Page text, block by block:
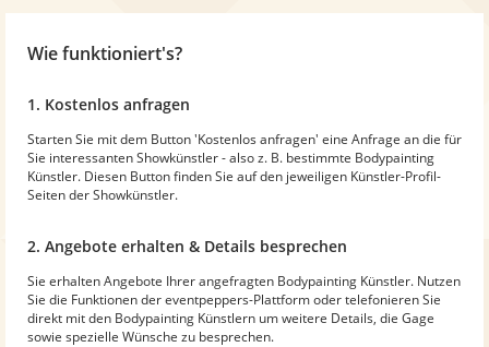
Wie funktioniert's?
1. Kostenlos anfragen
Starten Sie mit dem Button 'Kostenlos anfragen' eine Anfrage an die für
Sie interessanten Showkünstler - also z. B. bestimmte Bodypainting
Künstler. Diesen Button finden Sie auf den jeweiligen Künstler-Profil-
Seiten der Showkünstler.
2. Angebote erhalten & Details besprechen
Sie erhalten Angebote Ihrer angefragten Bodypainting Künstler. Nutzen
Sie die Funktionen der eventpeppers-Plattform oder telefonieren Sie
direkt mit den Bodypainting Künstlern um weitere Details, die Gage
sowie spezielle Wünsche zu besprechen.